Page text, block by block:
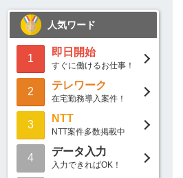
人気ワード
1
即日開始
すぐに働けるお仕事！
2
テレワーク
在宅勤務導入案件！
3
NTT
NTT案件多数掲載中
4
データ入力
入力できればOK！